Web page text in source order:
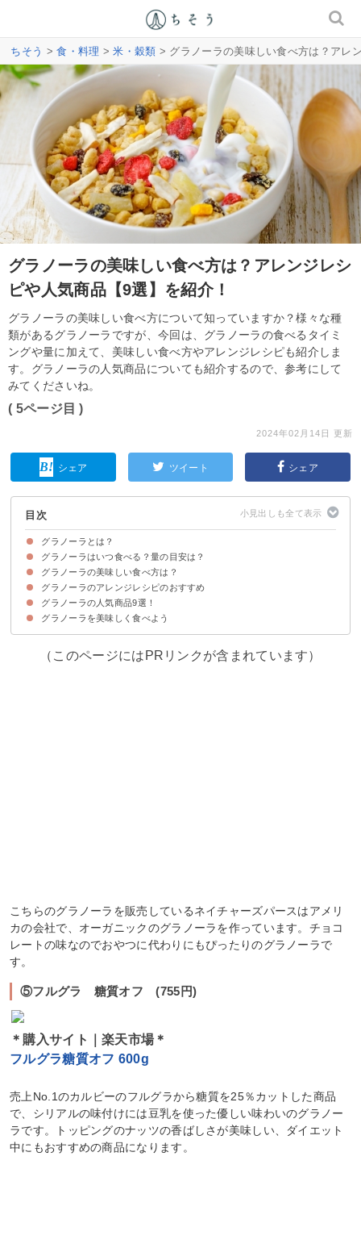
ちそう >食・料理 >米・穀類 > グラノーラの美味しい食べ方は？アレ
グラノーラの美味しい食べ方は？アレンジレシ
ピや人気商品【9選】を紹介！
グラノーラの美味しい食べ方について知っていますか？様々な種
類があるグラノーラですが、今回は、グラノーラの食べるタイミ
ングや量に加えて、美味しい食べ方やアレンジレシピも紹介しま
す。グラノーラの人気商品についても紹介するので、参考にして
みてくださいね。
( 5ページ目 )
2024年02月14日 更新
シェア ツイート シェア
目次
グラノーラとは？
グラノーラとはオーツ麦で作られたシリアル
グラノーラの栄養
グラノーラはいつ食べる？量の目安は？
①朝ごはんとして食べる
②おやつとして食べる
1食50gが目安
グラノーラの美味しい食べ方は？
①そのまま食べる
②温かい牛乳をかけて食べる
③ヨーグルトをかけて食べる
④豆乳をかけて食べる
グラノーラのアレンジレシピのおすすめ
①グラノーラバー
②グラノーラケーキ
③グラノーラクッキー
④グラノーラパンケーキ
⑤グラノーラトースト
⑥グラノーラサラダ
グラノーラの人気商品9選！
①フルグラ (748円)
②ごろっとグラノーラ (498円)
③グラノーラプラス 1日分の鉄分 (598円)
④ラブクランチ オーガニックグラノーラ (994円)
⑤フルグラ 糖質オフ (755円)
⑥九州大麦グラノーラ (940円)
⑦玄米グラノーラ (834円)
⑧フルーツグラノーラ ハーフ (578円)
⑨オーガニック サマーベリーズグラノーラ (1188円)
グラノーラを美味しく食べよう
（このページにはPRリンクが含まれています）
こちらのグラノーラを販売しているネイチャーズパースはアメリ
カの会社で、オーガニックのグラノーラを作っています。チョコ
レートの味なのでおやつに代わりにもぴったりのグラノーラで
す。
⑤フルグラ 糖質オフ (755円)
＊購入サイト｜楽天市場＊
フルグラ糖質オフ 600g
売上No.1のカルビーのフルグラから糖質を25％カットした商品
で、シリアルの味付けには豆乳を使った優しい味わいのグラノー
ラです。トッピングのナッツの香ばしさが美味しい、ダイエット
中にもおすすめの商品になります。